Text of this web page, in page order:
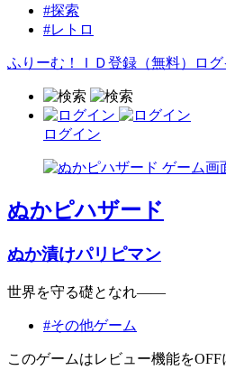
#探索
#レトロ
ふりーむ！ＩＤ登録（無料） ロ
ログイン
ぬかピハザード
ぬか漬けパリピマン
世界を守る礎となれ――
#その他ゲーム
このゲームはレビュー機能をOFF